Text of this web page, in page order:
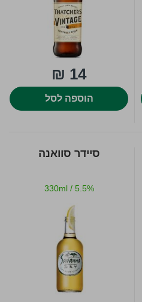
14 ₪
הוספה לסל
סיידר סוואנה
330ml / 5.5%